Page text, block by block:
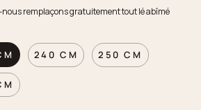
remplaçons gratuitement tout lé abîmé
240 CM 250 CM